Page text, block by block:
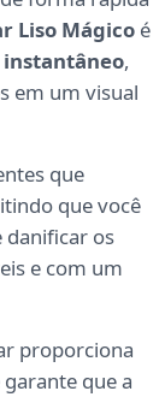
Liso Mágico é
,
em um visual
que
que você
danificar os
e com um
proporciona
que a